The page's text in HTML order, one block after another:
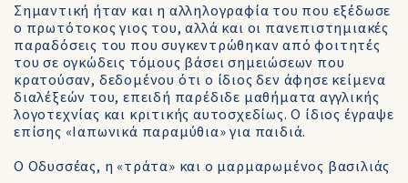
Σημαντική ήταν και η αλληλογραφία του που εξέδωσε
ο πρωτότοκος γιος του, αλλά και οι πανεπιστημιακές
παραδόσεις του που συγκεντρώθηκαν από φοιτητές
του σε ογκώδεις τόμους βάσει σημειώσεων που
κρατούσαν, δεδομένου ότι ο ίδιος δεν άφησε κείμενα
διαλέξεών του, επειδή παρέδιδε μαθήματα αγγλικής
λογοτεχνίας και κριτικής αυτοσχεδίως. Ο ίδιος έγραψε
επίσης «Ιαπωνικά παραμύθια» για παιδιά.
Ο Οδυσσέας, η «τράτα» και ο μαρμαρωμένος βασιλιάς